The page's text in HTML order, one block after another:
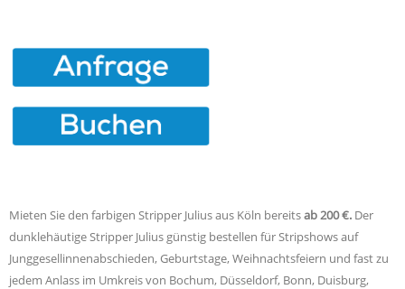
Mieten Sie den farbigen Stripper Julius aus Köln bereitsab 200 €. Der
dunklehäutige Stripper Julius günstig bestellen für Stripshows auf
Junggesellinnenabschieden, Geburtstage, Weihnachtsfeiern und fast zu
jedem Anlass im Umkreis von Bochum, Düsseldorf, Bonn, Duisburg,